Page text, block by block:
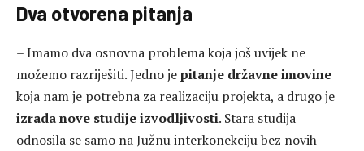
Dva otvorena pitanja
– Imamo dva osnovna problema koja još uvijek ne
možemo razriješiti. Jedno jepitanje državne imovine
koja nam je potrebna za realizaciju projekta, a drugo je
izrada nove studije izvodljivosti. Stara studija
odnosila se samo na Južnu interkonekciju bez novih